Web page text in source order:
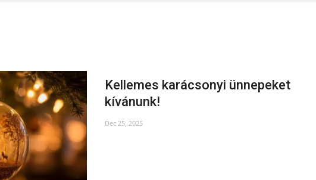
Kellemes karácsonyi ünnepeket
kívánunk!
Dec 25, 2025